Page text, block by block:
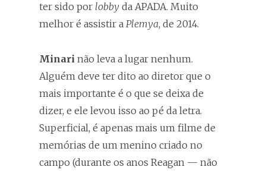
ter sido por lobby da APADA. Muito
melhor é assistir a Plemya, de 2014.
Minari não leva a lugar nenhum.
Alguém deve ter dito ao diretor que o
mais importante é o que se deixa de
dizer, e ele levou isso ao pé da letra.
Superficial, é apenas mais um filme de
memórias de um menino criado no
campo (durante os anos Reagan — não